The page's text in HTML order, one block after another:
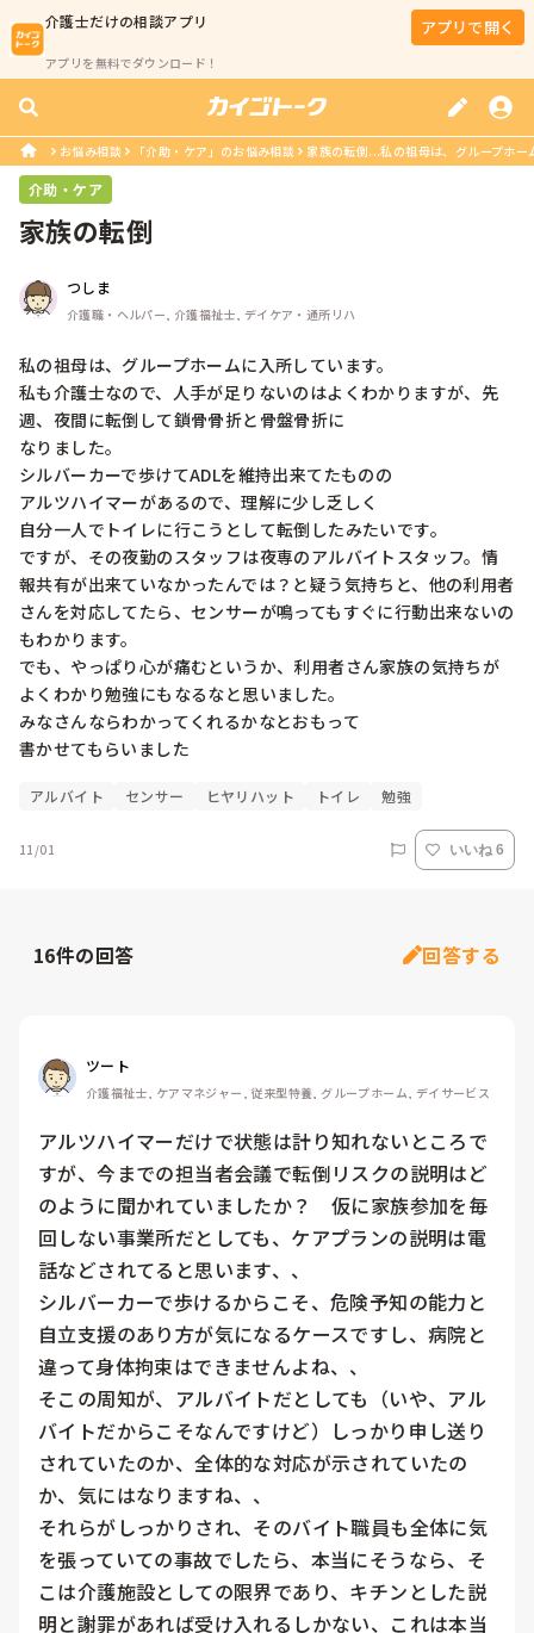
介護士だけの相談アプリ
アプリを無料でダウンロード！
アプリで開く
お悩み相談 「介助・ケア」のお悩み相談 家族の転倒...私の祖母は、グループホ
介助・ケア
家族の転倒
つしま
介護職・ヘルパー, 介護福祉士, デイケア・通所リハ
私の祖母は、グループホームに入所しています。
私も介護士なので、人手が足りないのはよくわかりますが、先
週、夜間に転倒して鎖骨骨折と骨盤骨折に
なりました。
シルバーカーで歩けてADLを維持出来てたものの
アルツハイマーがあるので、理解に少し乏しく
自分一人でトイレに行こうとして転倒したみたいです。
ですが、その夜勤のスタッフは夜専のアルバイトスタッフ。情
報共有が出来ていなかったんでは？と疑う気持ちと、他の利用者
さんを対応してたら、センサーが鳴ってもすぐに行動出来ないの
もわかります。
でも、やっぱり心が痛むというか、利用者さん家族の気持ちが
よくわかり勉強にもなるなと思いました。
みなさんならわかってくれるかなとおもって
アルバイト センサー ヒヤリハット トイレ 勉強
11/01 いいね 6
16件の回答 回答する
ツート
介護福祉士, ケアマネジャー, 従来型特養, グループホーム, デイサービス
アルツハイマーだけで状態は計り知れないところで
すが、今までの担当者会議で転倒リスクの説明はど
のように聞かれていましたか？　仮に家族参加を毎
回しない事業所だとしても、ケアプランの説明は電
話などされてると思います、、
シルバーカーで歩けるからこそ、危険予知の能力と
自立支援のあり方が気になるケースですし、病院と
違って身体拘束はできませんよね、、
そこの周知が、アルバイトだとしても（いや、アル
バイトだからこそなんですけど）しっかり申し送り
されていたのか、全体的な対応が示されていたの
か、気にはなりますね、、
それらがしっかりされ、そのバイト職員も全体に気
を張っていての事故でしたら、本当にそうなら、そ
こは介護施設としての限界であり、キチンとした説
明と謝罪があれば受け入れるしかない、これは本当